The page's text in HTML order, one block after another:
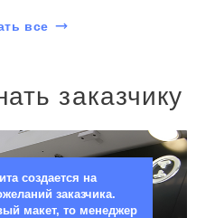
все
заказчику
создается на
заказчика.
макет, то менеджер